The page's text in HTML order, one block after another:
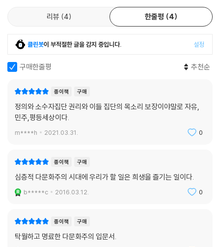
tates)를 구분한다. 다민족국가는 한 국가 내에 여러 민족이 공존하고 있
는 국가를 지칭하며, 다인종문화국가는 주로 이민을 통해 이루어지게 되는
다양한 인종문화적 집단들이 존재하는 국가를 의미한다. 이러한 구분과 함
께 킴리카는 집단차별적 권리를 해결책으로 제시한다. 즉 다민족 국가에
적용될 수 있는 ‘자치정부권리’(self-government rights), 인종문화적
소수집단들이 자신의 문화적 독특성과 자긍심을 표현할 수 있게 하는 ‘다
적 소수집단이 광범위한 전체사회에서 경시되지 않도록 이들의 목소리를
을 주장한다.그러나 킴리카의 이러한 집단차별적 권리는 다음 두 가지 조
건을 충족시켜야 한다. 즉 소수자집단권리가 a) 해당 집단의 구성원들의
간 평등의 관계를 증진시킬 수 있어야 한다는 것이다. 이러한 조건하에 집
킴리카의 다문화주의는 자유주의적 다문화주의 (liberal multiculturalis
m)라 할 수 있다. 다문화주의 이론 또는 킴리카의 자유주의적 다문화주의
안이 될 수는 없다. 그렇지만 현재 진행되고 있는 다문화화의 진척현상이
대처하는 것이 보다 화합된 한국사회를 운영하고 또 국제사회에 공헌하고
리뷰 4 한줄평 4
클린봇이 부적절한 글을 감지 중입니다. 설정
구매한줄평 추천순
종이책 구매
정의와 소수자집단 권리와 이들 집단의 목소리 보장이야말로 자유,
민주,평등세상이다.
m****h 2021.03.31. 0
종이책 구매
심층적 다문화주의 시대에 우리가 할 일은 희생을 즐기는 일이다.
b*****c 2016.03.12. 0
종이책 구매
탁월하고 명료한 다문화주의 입문서.